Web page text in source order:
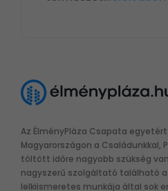
Az ÉlményPláza Csapata
Magyarországon a Családunkkal,
töltött időre nagyobb szükség
nagyszerű szolgáltató található a
lelkiismeretes munkája által sok